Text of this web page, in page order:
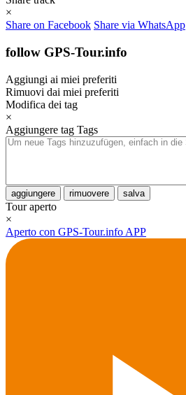
×
Share on Facebook Share via WhatsApp
follow GPS-Tour.info
Aggiungi ai miei preferiti
Rimuovi dai miei preferiti
Modifica dei tag
×
Aggiungere tag Tags
aggiungere rimuovere salva
Tour aperto
×
Aperto con GPS-Tour.info APP